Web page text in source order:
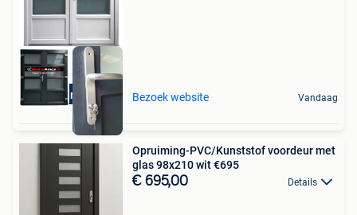
Buitendraaiend! Bezoek website Vandaag
Opruiming-PVC/Kunststof voordeur met
glas 98x210 wit €695
€ 695,00 Details